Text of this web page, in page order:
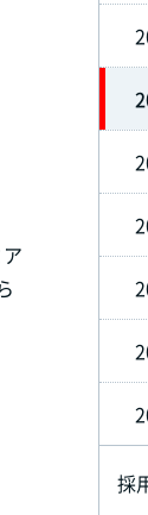
採